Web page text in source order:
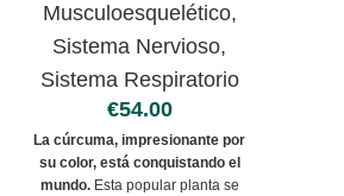
Musculoesquelético,
Sistema Nervioso,
Sistema Respiratorio
€
La cúrcuma, impresionante por
su color, está conquistando el
mundo.Esta popular planta se